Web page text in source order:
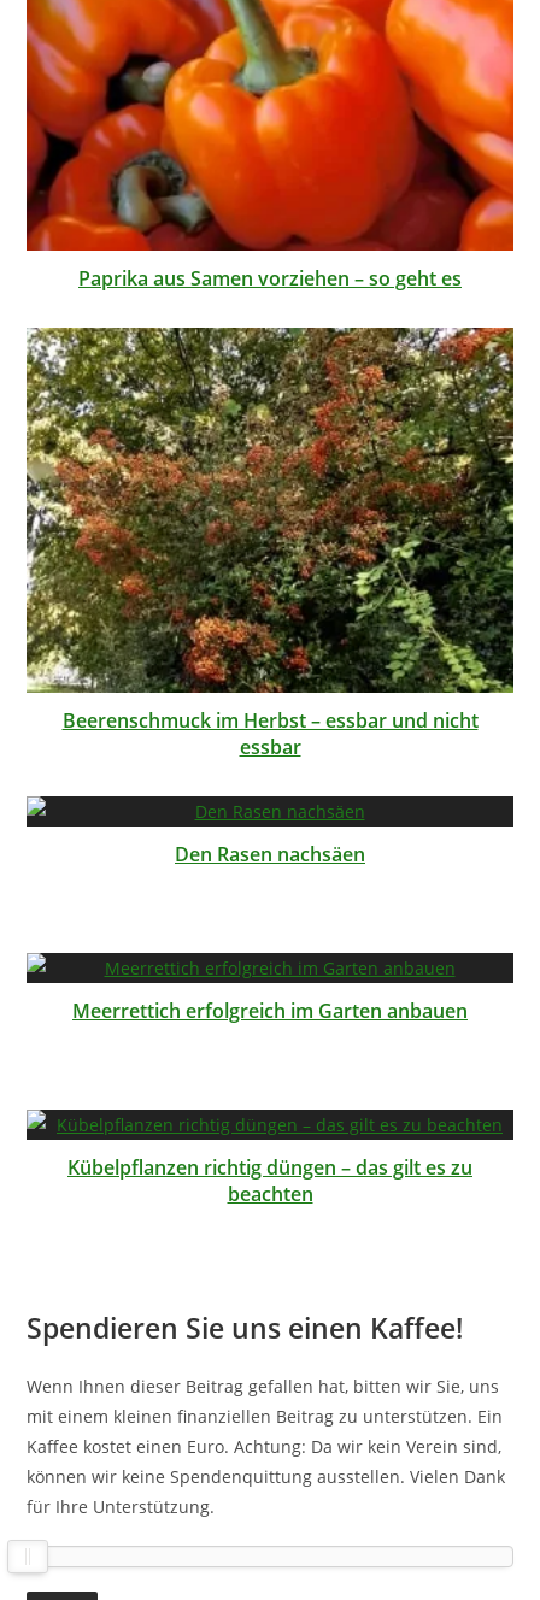
Paprika aus Samen vorziehen – so geht es
Beerenschmuck im Herbst – essbar und nicht
essbar
Den Rasen nachsäen
Meerrettich erfolgreich im Garten anbauen
Kübelpflanzen richtig düngen – das gilt es zu
beachten
Spendieren Sie uns einen Kaffee!
Wenn Ihnen dieser Beitrag gefallen hat, bitten wir Sie, uns
mit einem kleinen finanziellen Beitrag zu unterstützen. Ein
Kaffee kostet einen Euro. Achtung: Da wir kein Verein sind,
können wir keine Spendenquittung ausstellen. Vielen Dank
für Ihre Unterstützung.